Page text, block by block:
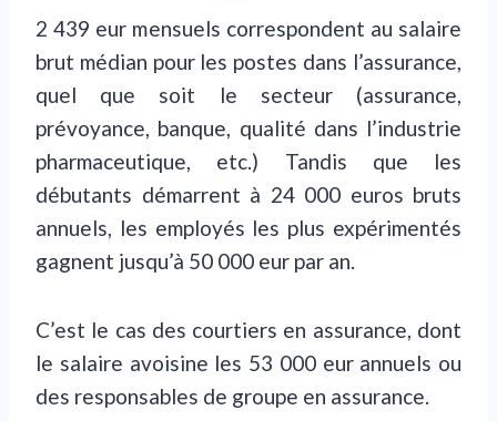
2 439 eur mensuels correspondent au salaire
brut médian pour les postes dans l’assurance,
quel que soit le secteur (assurance,
prévoyance, banque, qualité dans l’industrie
pharmaceutique, etc.) Tandis que les
débutants démarrent à 24 000 euros bruts
annuels, les employés les plus expérimentés
gagnent jusqu’à 50 000 eur par an.
C’est le cas des courtiers en assurance, dont
le salaire avoisine les 53 000 eur annuels ou
des responsables de groupe en assurance.